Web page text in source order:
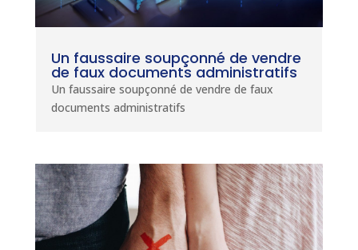
Un faussaire soupçonné de vendre
de faux documents administratifs
Un faussaire soupçonné de vendre de faux
documents administratifs